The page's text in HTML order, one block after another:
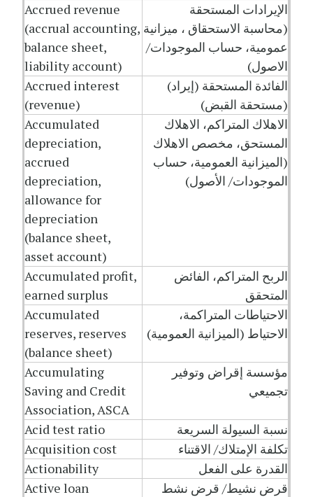
الإيرادات المستحقة
(محاسبة الاستحقاق ، ميزانية
عمومية، حساب الموجودات/
الاصول)
Accrued revenue
(accrual accounting,
balance sheet,
liability account)
الفائدة المستحقة (إيراد)
(مستحقة القبض)
Accrued interest
(revenue)
الاهلاك المتراكم، الاهلاك
المستحق، مخصص الاهلاك
(الميزانية العمومية، حساب
الموجودات/ الأصول)
Accumulated
depreciation,
accrued
depreciation,
allowance for
depreciation
(balance sheet,
asset account)
الربح المتراكم، الفائض
المتحقق
Accumulated profit,
earned surplus
الاحتياطات المتراكمة،
الاحتياط (الميزانية العمومية)
Accumulated
reserves, reserves
(balance sheet)
مؤسسة إقراض وتوفير
تجميعي
Accumulating
Saving and Credit
Association, ASCA
نسبة السيولة السريعة
Acid test ratio
تكلفة الإمتلاك/ الاقتناء
Acquisition cost
القدرة على الفعل
Actionability
قرض نشيط/ قرض نشط
Active loan